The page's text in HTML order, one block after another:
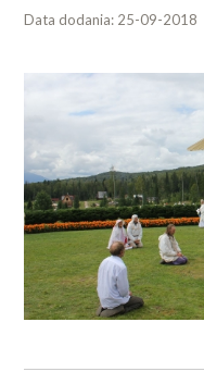
Data dodania: 25-09-2018